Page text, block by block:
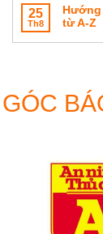
25
Th8
từ A-Z
GÓC